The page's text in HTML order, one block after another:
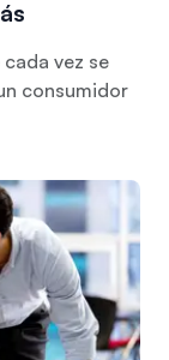
vez se
consumidor